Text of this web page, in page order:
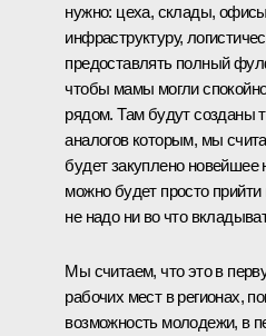
нужно: цеха, склады,
инфраструктуру,
предоставлять полный
чтобы мамы могли
рядом. Там будут созданы
аналогов которым, мы
будет закуплено новейшее
можно будет просто прийти
не надо ни во что
Мы считаем, что это в
рабочих мест в регионах,
возможность молодежи, в